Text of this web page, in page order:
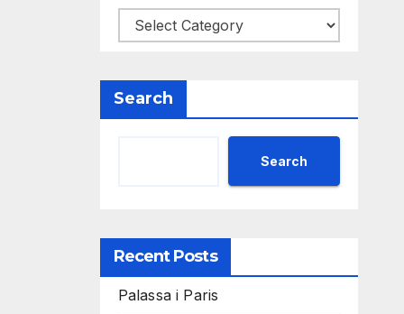
Search
Search
Recent Posts
Palassa i Paris